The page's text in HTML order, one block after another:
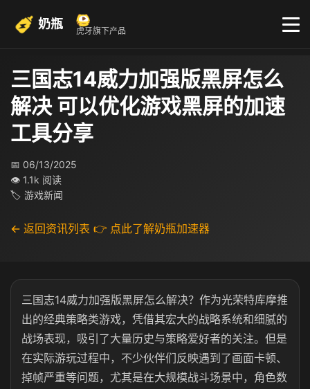
奶瓶 虎牙旗下产品
三国志14威力加强版黑屏怎么
解决 可以优化游戏黑屏的加速
工具分享
📅 06/13/2025
👁 1.1k 阅读
🏷 游戏新闻
← 返回资讯列表 👉 点此了解奶瓶加速器
三国志14威力加强版黑屏怎么解决？作为光荣特库摩推
出的经典策略类游戏，凭借其宏大的战略系统和细腻的
战场表现，吸引了大量历史与策略爱好者的关注。但是
在实际游玩过程中，不少伙伴们反映遇到了画面卡顿、
掉帧严重等问题，尤其是在大规模战斗场景中，角色数